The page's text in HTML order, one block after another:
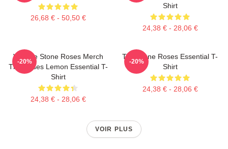
26,68 € - 50,50 €
Shirt
24,38 € - 28,06 €
Vintage Stone Roses Merch
The Roses Lemon Essential T-
Shirt
24,38 € - 28,06 €
-20%
The Stone Roses Essential T-
Shirt
24,38 € - 28,06 €
-20%
VOIR PLUS